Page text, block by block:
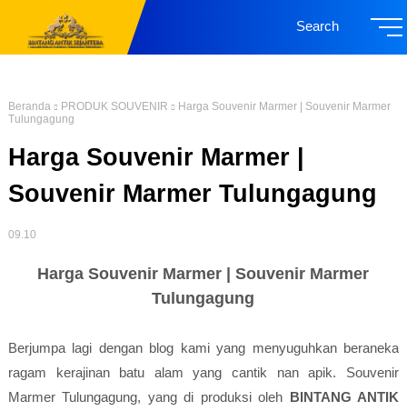
Search
Beranda PRODUK SOUVENIR
Harga Souvenir Marmer | Souvenir Marmer
Tulungagung
Harga Souvenir Marmer |
Souvenir Marmer Tulungagung
09.10
Harga Souvenir Marmer | Souvenir Marmer
Tulungagung
Berjumpa lagi dengan blog kami yang menyuguhkan beraneka
ragam kerajinan batu alam yang cantik nan apik. Souvenir
Marmer Tulungagung, yang di produksi oleh BINTANG ANTIK